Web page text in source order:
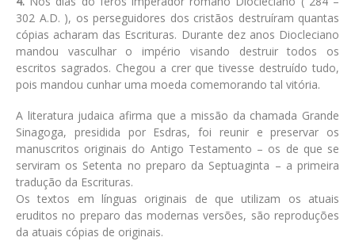
302 A.D. ), os perseguidores dos cristãos destruíram quantas
cópias acharam das Escrituras. Durante dez anos Diocleciano
mandou vasculhar o império visando destruir todos os
escritos sagrados. Chegou a crer que tivesse destruído tudo,
pois mandou cunhar uma moeda comemorando tal vitória.
A literatura judaica afirma que a missão da chamada Grande
Sinagoga, presidida por Esdras, foi reunir e preservar os
manuscritos originais do Antigo Testamento – os de que se
serviram os Setenta no preparo da Septuaginta – a primeira
tradução da Escrituras.
Os textos em línguas originais de que utilizam os atuais
eruditos no preparo das modernas versões, são reproduções
da atuais cópias de originais.